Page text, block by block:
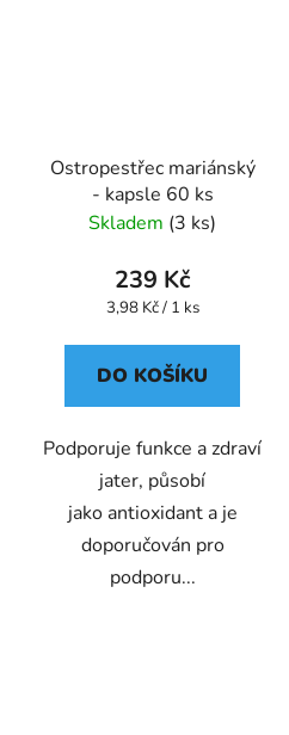
Ostropestřec mariánský
- kapsle 60 ks
Skladem (3 ks)
239 Kč
Měrná
3,98 Kč / 1 ks
DO KOŠÍKU
Podporuje funkce a zdraví
jater, působí
jako antioxidant a je
doporučován pro
podporu...